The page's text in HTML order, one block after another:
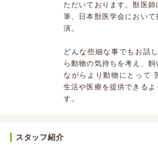
ただいております。獣医
筆、日本獣医学会におい
演。
どんな些細な事でもお話
ら動物の気持ちを考え、
ながらより動物にとって
生活や医療を提供できるよ
す。
スタッフ紹介